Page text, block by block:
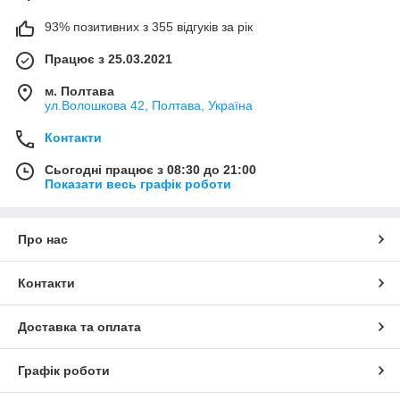
93% позитивних з 355 відгуків за рік
Працює з 25.03.2021
м. Полтава
ул.Волошкова 42, Полтава, Україна
Контакти
Сьогодні працює з 08:30 до 21:00
Показати весь графік роботи
Про нас
Контакти
Доставка та оплата
Графік роботи